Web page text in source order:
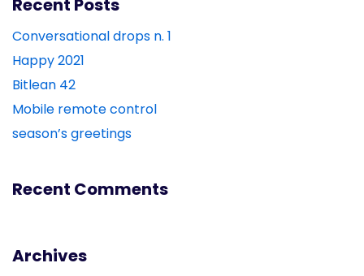
Recent Posts
Conversational drops n. 1
Happy 2021
Bitlean 42
Mobile remote control
season’s greetings
Recent Comments
Archives